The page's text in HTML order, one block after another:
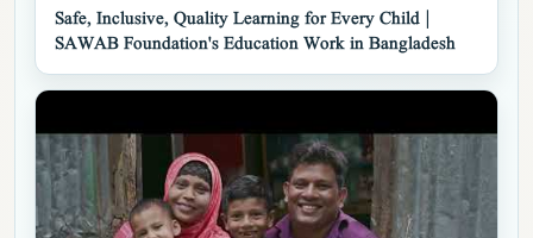
▶
Safe, Inclusive, Quality Learning for Every Child |
SAWAB Foundation's Education Work in Bangladesh